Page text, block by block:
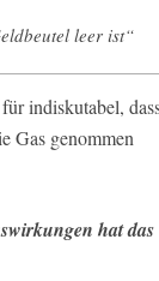
leer ist“
indiskutabel,
Gas genommen
hat das